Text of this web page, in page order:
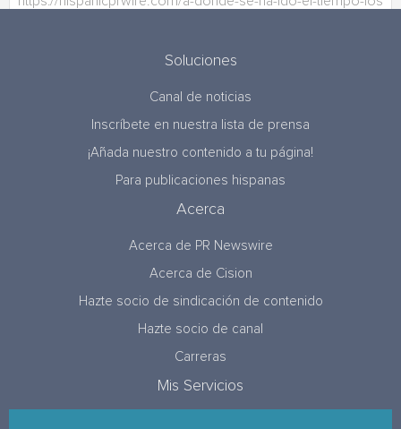
Soluciones
Canal de noticias
Inscríbete en nuestra lista de prensa
¡Añada nuestro contenido a tu página!
Para publicaciones hispanas
Acerca
Acerca de PR Newswire
Acerca de Cision
Hazte socio de sindicación de contenido
Hazte socio de canal
Carreras
Mis Servicios